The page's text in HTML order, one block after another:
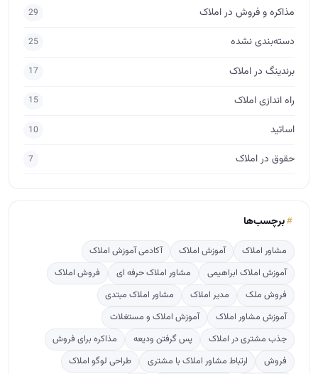
مذاکره و فروش در املاک 29
دسته‌بندی نشده 25
برندینگ در املاک 17
راه اندازی املاک 15
اساتید 10
حقوق در املاک 7
برچسب‌ها
مشاور املاک آموزش املاک
آکادمی آموزش املاک
آموزش املاک ابراهیمی
مشاور املاک حرفه ای
فروش املاک
فروش ملک
مدیر املاک
مشاور املاک مبتدی
آموزش مشاور املاک
آموزش املاک و مستغلات
جذب مشتری در املاک
پس گرفتن ودیعه
مذاکره برای فروش
فروش
ارتباط مشاور املاک با مشتری
طراحی لوگو املاک